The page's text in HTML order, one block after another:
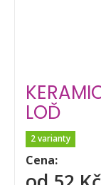
LOĎ
2 varianty
Cena: